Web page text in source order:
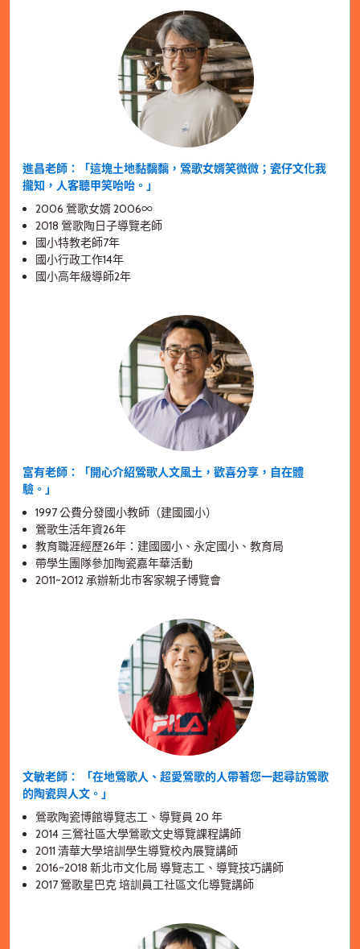
進昌老師：「這塊土地黏黐黐，鶯歌女婿笑微微；瓷仔文化我
攏知，人客聽甲笑咍咍。」
2006 鶯歌女婿 2006∞
2018 鶯歌陶日子導覽老師
國小特教老師7年
國小行政工作14年
國小高年級導師2年
富有老師：「開心介紹鶯歌人文風土，歡喜分享，自在體
驗。」
1997 公費分發國小教師（建國國小）
鶯歌生活年資26年
教育職涯經歷26年：建國國小、永定國小、教育局
帶學生團隊參加陶瓷嘉年華活動
2011~2012 承辦新北市客家親子博覽會
文敏老師： 「在地鶯歌人、超愛鶯歌的人帶著您一起尋訪鶯歌
的陶瓷與人文。」
鶯歌陶瓷博館導覽志工、導覽員 20 年
2014 三鶯社區大學鶯歌文史導覽課程講師
2011 清華大學培訓學生導覽校內展覽講師
2016~2018 新北市文化局 導覽志工、導覽技巧講師
2017 鶯歌星巴克 培訓員工社區文化導覽講師